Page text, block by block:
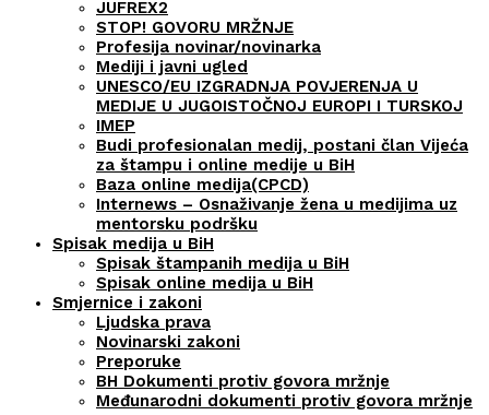
JUFREX2
STOP! GOVORU MRŽNJE
Profesija novinar/novinarka
Mediji i javni ugled
UNESCO/EU IZGRADNJA POVJERENJA U
MEDIJE U JUGOISTOČNOJ EUROPI I TURSKOJ
IMEP
Budi profesionalan medij, postani član Vijeća
za štampu i online medije u BiH
Baza online medija(CPCD)
Internews – Osnaživanje žena u medijima uz
mentorsku podršku
Spisak medija u BiH
Spisak štampanih medija u BiH
Spisak online medija u BiH
Smjernice i zakoni
Ljudska prava
Novinarski zakoni
Preporuke
BH Dokumenti protiv govora mržnje
Međunarodni dokumenti protiv govora mržnje